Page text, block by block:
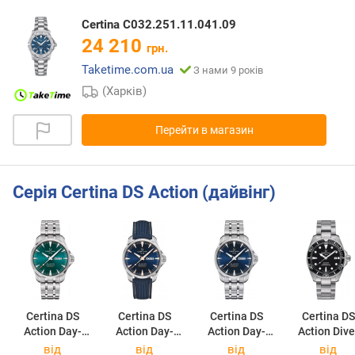
Certina C032.251.11.041.09
24 210 грн.
Taketime.com.ua
З нами 9 років
(Харків)
Перейти в магазин
Серія Certina DS Action (дайвінг)
Certina DS
Action Day-
Date
Certina DS
Action Day-
Date
Certina DS
Action Day-
Date
Certina DS
Action
від
від
від
від